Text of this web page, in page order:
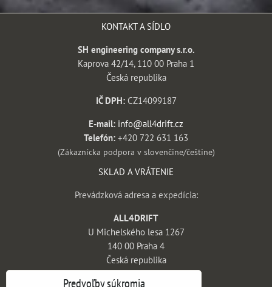
KONTAKT A SÍDLO
SH engineering company s.r.o.
Kaprova 42/14, 110 00 Praha 1
Česká republika
IČ DPH:CZ14099187
E-mail: info@all4drift.cz
Telefón: +420 722 631 163
(Zákaznícka podpora v slovenčine/češtine)
SKLAD A VRÁTENIE
Prevádzková adresa a expedícia:
ALL4DRIFT
U Michelského lesa 1267
140 00 Praha 4
Česká republika
INFORMÁCIE
Predvoľby súkromia